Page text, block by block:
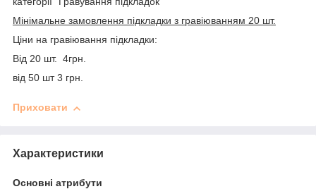
Мінімальне замовлення підкладки з гравіюванням 20 шт.
Ціни на гравіювання підкладки:
Від 20 шт. 4грн.
від 50 шт 3 грн.
Приховати
Характеристики
Основні атрибути